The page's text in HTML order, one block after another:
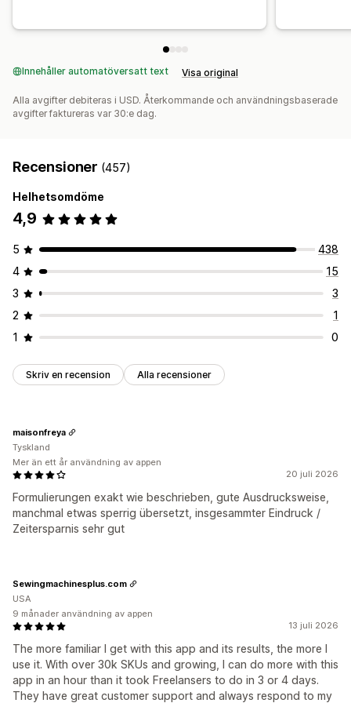
Innehåller automatöversatt text Visa original
Alla avgifter debiteras i USD. Återkommande och användningsbaserade
avgifter faktureras var 30:e dag.
Recensioner (457)
Helhetsomdöme
4,9
5
438
4
15
3
3
2
1
1
0
Skriv en recension Alla recensioner
20 juli 2026
Formulierungen exakt wie beschrieben, gute Ausdrucksweise,
manchmal etwas sperrig übersetzt, insgesammter Eindruck /
Zeitersparnis sehr gut
maisonfreya
Tyskland
Mer än ett år användning av appen
13 juli 2026
The more familiar I get with this app and its results, the more I
use it. With over 30k SKUs and growing, I can do more with this
app in an hour than it took Freelansers to do in 3 or 4 days.
They have great customer support and always respond to my
Sewingmachinesplus.com
USA
9 månader användning av appen